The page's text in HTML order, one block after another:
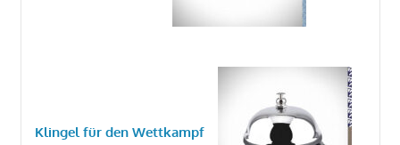
Klingel für den Wettkampf